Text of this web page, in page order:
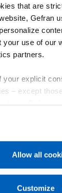
that are
Gefran
your use of our
partners.
your explicit
– except
of personal
Policy.
Allow all
Customize